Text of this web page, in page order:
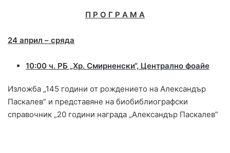
П Р О Г Р А М А
24 април – сряда
10:00 ч. РБ „Хр. Смирненски“, Централно фоайе
Изложба „145 години от рождението на Александър
Паскалев” и представяне на биобиблиографски
справочник „20 години награда „Александър Паскалев”